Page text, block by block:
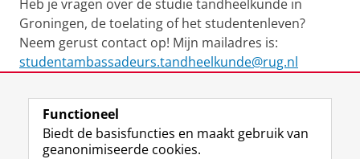
Heb je vragen over de studie tandheelkunde in
Groningen, de toelating of het studentenleven?
Neem gerust contact op! Mijn mailadres is:
studentambassadeurs.tandheelkunde@rug.nl
Laatst gewijzigd: 17 juli 2026 16:24
Functioneel
Biedt de basisfuncties en maakt gebruik van
geanonimiseerde cookies.